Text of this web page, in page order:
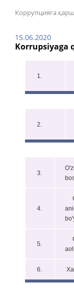
Коррупцияга
15.06.2020
Korrupsiyaga
1.
2.
3.
4.
5.
6.